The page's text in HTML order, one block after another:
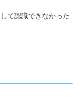
て認識できなかった